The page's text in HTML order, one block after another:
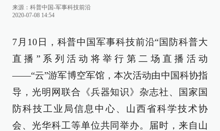
来源： 科普中国-军事科技前沿
2020-07-08 14:54
7月10日，科普中国军事科技前沿“国防科普大
直播”系列活动将举行第二场直播活动
——“云”游军博空军馆，本次活动由中国科协指
导，光明网联合《兵器知识》杂志社、国家国
防科技工业局信息中心、山西省科学技术协
会、光华科工等单位共同举办。届时，来自山